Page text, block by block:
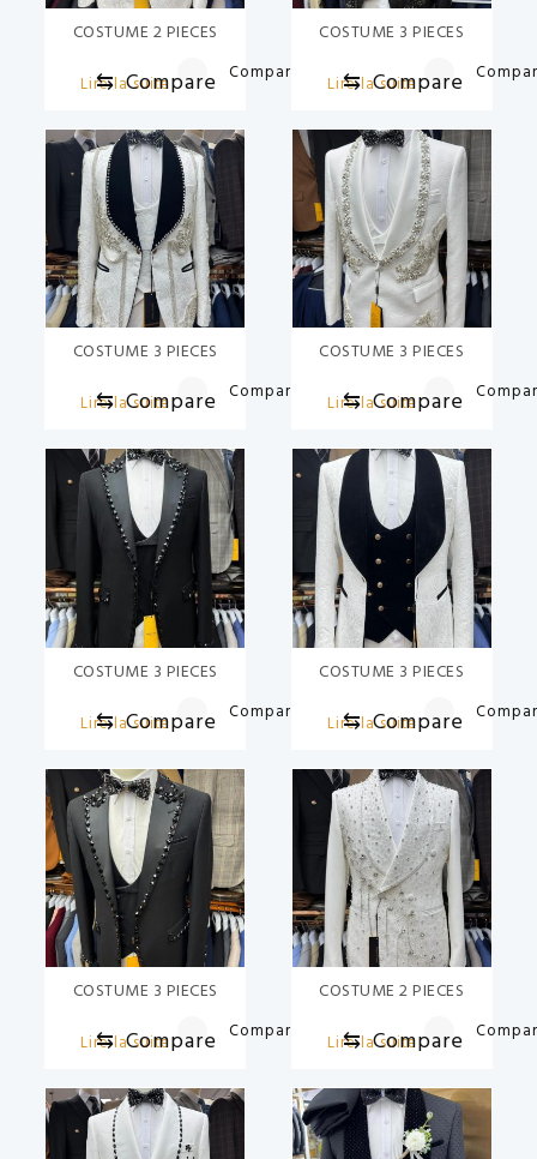
COSTUME 2 PIECES
Lire la suite
⇆ Compare Compare
COSTUME 3 PIECES
Lire la suite
⇆ Compare
COSTUME 3 PIECES
Lire la suite
⇆ Compare Compare
COSTUME 3 PIECES
Lire la suite
⇆ Compare
COSTUME 3 PIECES
Lire la suite
⇆ Compare Compare
COSTUME 3 PIECES
Lire la suite
⇆ Compare
COSTUME 3 PIECES
Lire la suite
⇆ Compare Compare
COSTUME 2 PIECES
Lire la suite
⇆ Compare